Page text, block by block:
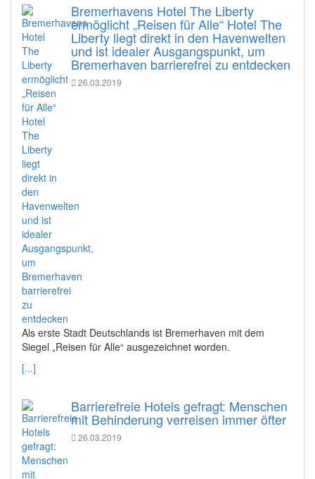
Bremerhavens Hotel The Liberty
ermöglicht „Reisen für Alle“ Hotel The
Liberty liegt direkt in den Havenwelten
und ist idealer Ausgangspunkt, um
Bremerhaven barrierefrei zu entdecken
26.03.2019
Als erste Stadt Deutschlands ist Bremerhaven mit dem
Siegel „Reisen für Alle“ ausgezeichnet worden.
[...]
Barrierefreie Hotels gefragt: Menschen
mit Behinderung verreisen immer öfter
26.03.2019